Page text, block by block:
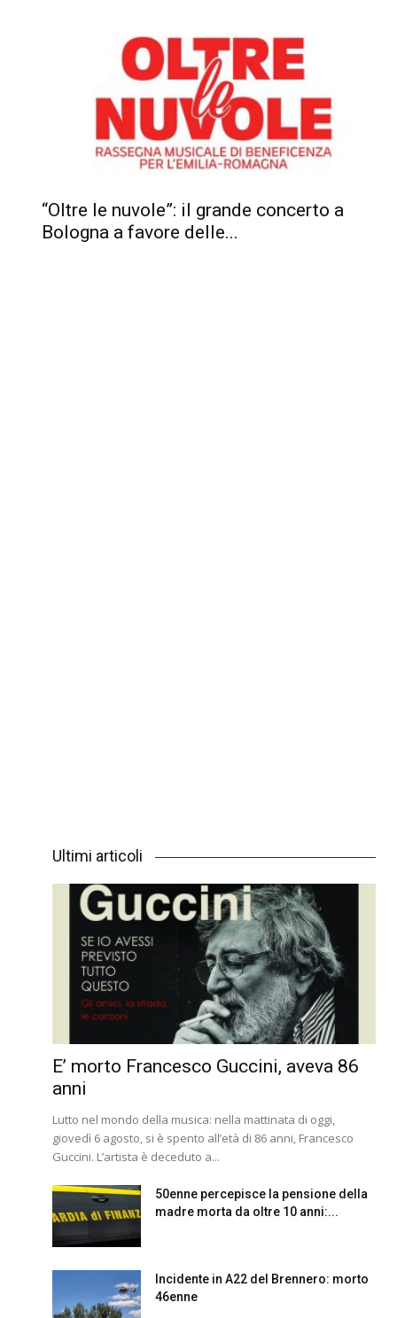
“Oltre le nuvole”: il grande concerto a
Bologna a favore delle...
Ultimi articoli
E’ morto Francesco Guccini, aveva 86
anni
Lutto nel mondo della musica: nella mattinata di oggi,
giovedì 6 agosto, si è spento all’età di 86 anni, Francesco
Guccini. L’artista è deceduto a...
50enne percepisce la pensione della
madre morta da oltre 10 anni:...
Incidente in A22 del Brennero: morto
46enne